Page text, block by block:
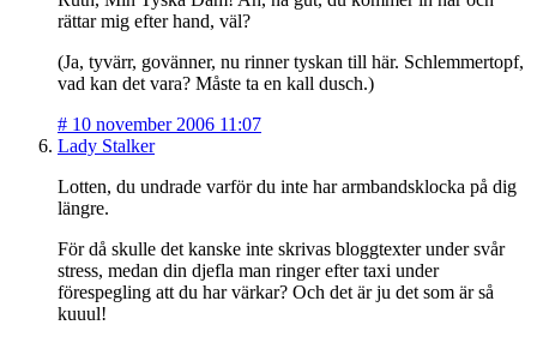
rättar mig efter hand, väl?
(Ja, tyvärr, govänner, nu rinner tyskan till här. Schlemmertopf,
vad kan det vara? Måste ta en kall dusch.)
# 10 november 2006 11:07
Lady Stalker
Lotten, du undrade varför du inte har armbandsklocka på dig
längre.
För då skulle det kanske inte skrivas bloggtexter under svår
stress, medan din djefla man ringer efter taxi under
förespegling att du har värkar? Och det är ju det som är så
kuuul!